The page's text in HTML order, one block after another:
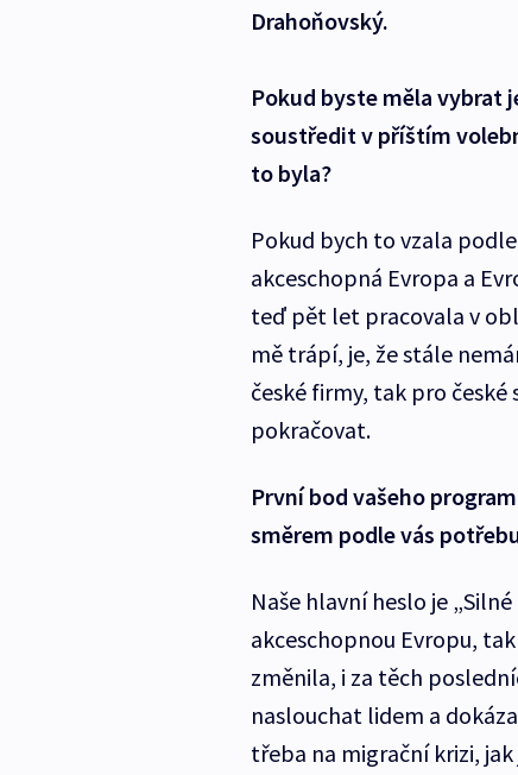
Drahoňovský.
Pokud byste měla vybrat
soustředit v příštím
to byla?
Pokud bych to vzala
akceschopná Evropa a
teď pět let pracovala v
mě trápí, je, že stále
české firmy, tak pro
pokračovat.
První bod vašeho
směrem podle vás
Naše hlavní heslo je
akceschopnou Evropu,
změnila, i za těch
naslouchat lidem a
třeba na migrační krizi,